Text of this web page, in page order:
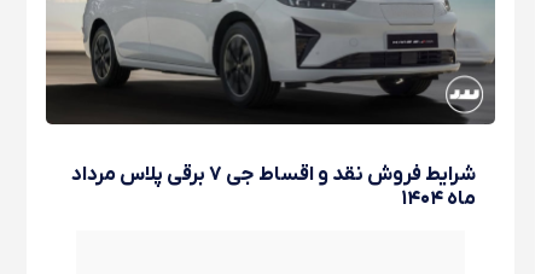
شرایط فروش نقد و اقساط جی ۷ برقی پلاس مرداد
ماه ۱۴۰۴